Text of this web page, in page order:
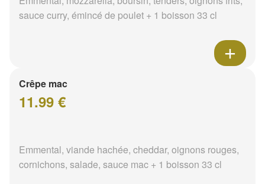
sauce curry, émincé de poulet + 1 boisson 33 cl
Crêpe mac
11.99 €
Emmental, viande hachée, cheddar, oignons rouges,
cornichons, salade, sauce mac + 1 boisson 33 cl